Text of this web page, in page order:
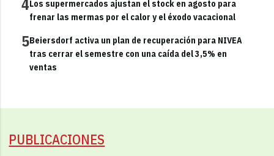
4Los supermercados ajustan el stock en agosto para
frenar las mermas por el calor y el éxodo vacacional
5Beiersdorf activa un plan de recuperación para NIVEA
tras cerrar el semestre con una caída del 3,5% en
ventas
PUBLICACIONES